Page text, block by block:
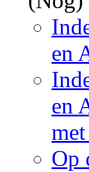
en
en
Op